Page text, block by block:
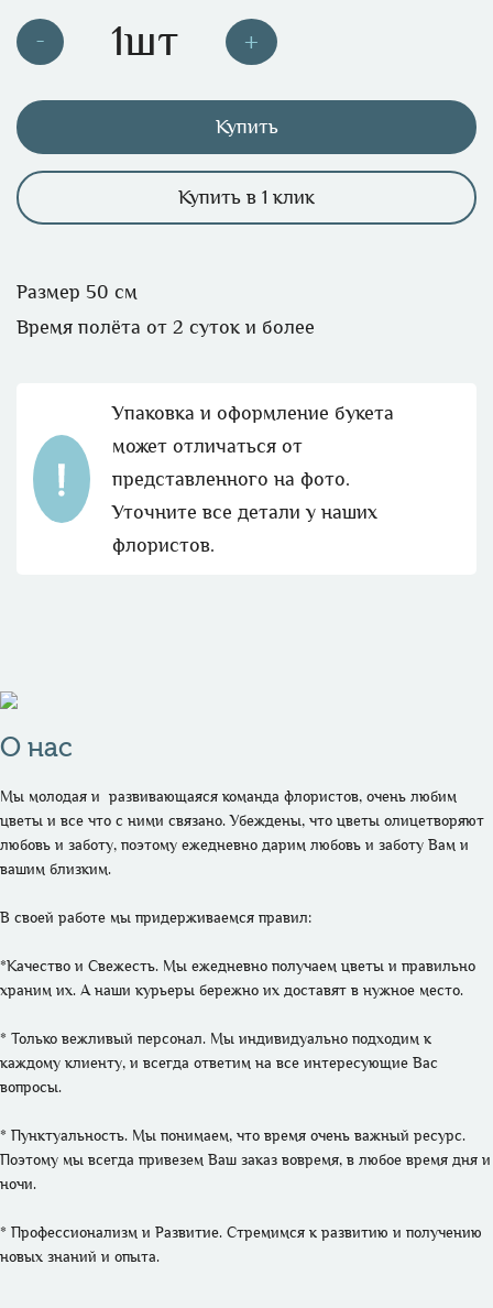
Купить
Купить в 1 клик
Размер 50 см
Время полёта от 2 суток и более
Упаковка и оформление букета
может отличаться от
представленного на фото.
Уточните все детали у наших
флористов.
О нас
Мы молодая и  развивающаяся команда флористов, очень любим
цветы и все что с ними связано. Убеждены, что цветы олицетворяют
любовь и заботу, поэтому ежедневно дарим любовь и заботу Вам и
вашим близким.
В своей работе мы придерживаемся правил:
*Качество и Свежесть. Мы ежедневно получаем цветы и правильно
храним их. А наши курьеры бережно их доставят в нужное место.
* Только вежливый персонал. Мы индивидуально подходим к
каждому клиенту, и всегда ответим на все интересующие Вас
вопросы.
* Пунктуальность. Мы понимаем, что время очень важный ресурс.
Поэтому мы всегда привезем Ваш заказ вовремя, в любое время дня и
ночи.
* Профессионализм и Развитие. Стремимся к развитию и получению
новых знаний и опыта.